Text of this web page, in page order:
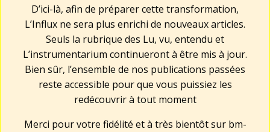
D’ici-là, afin de préparer cette transformation,
L’Influx ne sera plus enrichi de nouveaux articles.
Seuls la rubrique des Lu, vu, entendu et
L’instrumentarium continueront à être mis à jour.
Bien sûr, l’ensemble de nos publications passées
reste accessible pour que vous puissiez les
redécouvrir à tout moment
Merci pour votre fidélité et à très bientôt sur bm-